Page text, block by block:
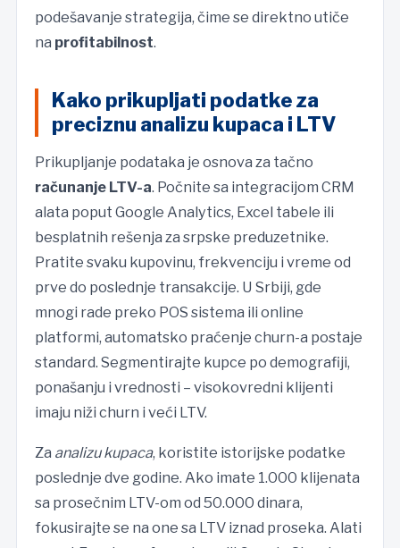
podešavanje strategija, čime se direktno utiče
na profitabilnost.
Kako prikupljati podatke za
preciznu analizu kupaca i LTV
Prikupljanje podataka je osnova za tačno
računanje LTV-a. Počnite sa integracijom CRM
alata poput Google Analytics, Excel tabele ili
besplatnih rešenja za srpske preduzetnike.
Pratite svaku kupovinu, frekvenciju i vreme od
prve do poslednje transakcije. U Srbiji, gde
mnogi rade preko POS sistema ili online
platformi, automatsko praćenje churn-a postaje
standard. Segmentirajte kupce po demografiji,
ponašanju i vrednosti – visokovredni klijenti
imaju niži churn i veći LTV.
Za analizu kupaca, koristite istorijske podatke
poslednje dve godine. Ako imate 1.000 klijenata
sa prosečnim LTV-om od 50.000 dinara,
fokusirajte se na one sa LTV iznad proseka. Alati